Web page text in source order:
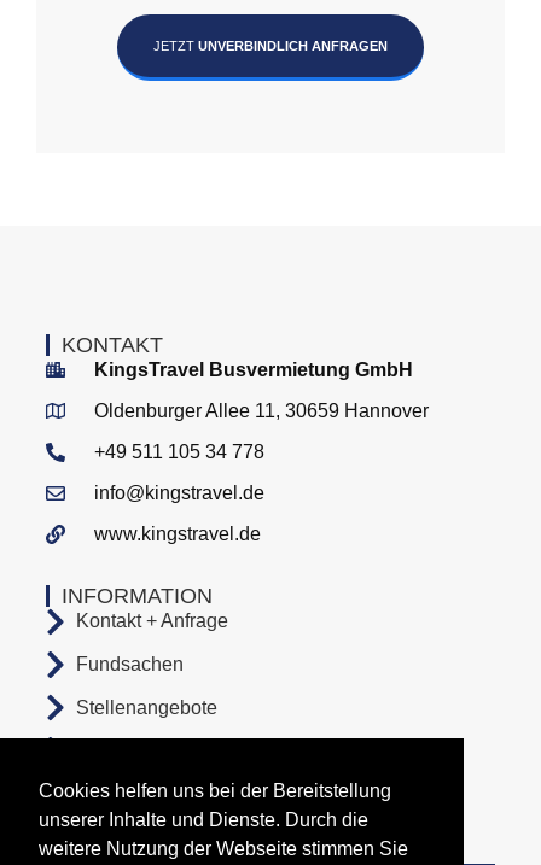
Cookies helfen uns bei der Bereitstellung
unserer Inhalte und Dienste. Durch die
weitere Nutzung der Webseite stimmen Sie
JETZT UNVERBINDLICH ANFRAGEN
INFORMATION
Kontakt + Anfrage
Fundsachen
Stellenangebote
Datenschutz
KONTAKT
KingsTravel Busvermietung GmbH
Oldenburger Allee 11, 30659 Hannover
+49 511 105 34 778
info@kingstravel.de
www.kingstravel.de